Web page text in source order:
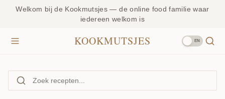
Welkom bij de Kookmutsjes — de online food familie waar
iedereen welkom is
KOOKMUTSJES EN